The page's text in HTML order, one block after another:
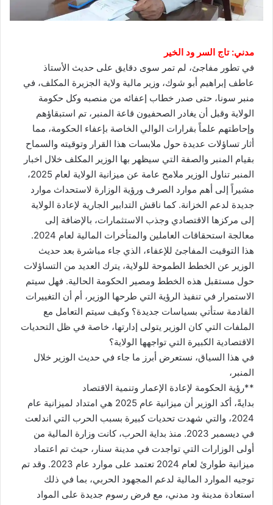
مدني: تاج السر ود الخير
في تطور مفاجئ، لم تمر سوى دقايق على حديث الأستاذ
عاطف إبراهيم أبو شوك، وزير مالية ولاية الجزيرة المكلف، في
منبر سونا، حتى صدر خطاب إعفائه من منصبه وكل حكومة
الولاية وقبل أن يغادر الصحفيون قاعة المنبر، تم استبقاؤهم
وإحاطتهم علماً بقرارات الوالي الخاصة بإعفاء الحكومة، مما
أثار تساؤلات عديدة حول ملابسات هذا القرار وتوقيته والسماح
بقيام المنبر والصفة التي سيظهر بها الوزير المكلف خلال اخبار
المنبر تناول الوزير ملامح عامة عن ميزانية الولاية لعام 2025،
مشيراً إلى أهم موارد الصرف ورؤية الوزارة لاستحداث موارد
جديدة لدعم الخزانة. كما ناقش التدابير الجارية لإعادة الولاية
إلى مركزها الاقتصادي وجذب الاستثمارات، بالإضافة إلى
معالجة استحقاقات العاملين والمتأخرات المالية لعام 2024.
هذا التوقيت المفاجئ للإعفاء، الذي جاء مباشرة بعد حديث
الوزير عن الخطط الطموحة للولاية، يترك العديد من التساؤلات
حول مستقبل هذه الخطط ومصير الحكومة الحالية. فهل سيتم
الاستمرار في تنفيذ الرؤية التي طرحها الوزير، أم أن التغييرات
القادمة ستأتي بسياسات جديدة؟ وكيف سيتم التعامل مع
الملفات التي كان الوزير يتولى إدارتها، خاصة في ظل التحديات
الاقتصادية الكبيرة التي تواجهها الولاية؟
في هذا السياق، نستعرض أبرز ما جاء في حديث الوزير خلال
المنبر،
**رؤية الحكومة لإعادة الإعمار وتنمية الاقتصاد
بدايةً، أكد الوزير أن ميزانية عام 2025 هي امتداد لميزانية عام
2024، والتي شهدت تحديات كبيرة بسبب الحرب التي اندلعت
في ديسمبر 2023. منذ بداية الحرب، كانت وزارة المالية من
أولى الوزارات التي تواجدت في مدينة سنار، حيث تم اعتماد
ميزانية طوارئ لعام 2024 تعتمد على موارد عام 2023. وقد تم
توجيه الموارد المالية لدعم المجهود الحربي، بما في ذلك
استعادة مدينة ود مدني، مع فرض رسوم جديدة على المواد